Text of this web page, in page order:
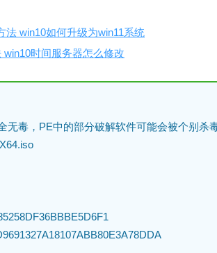
法 win10如何升级为win11系统
时间服务器怎么修改
无毒，PE中的部分破解软件可能会被个别杀